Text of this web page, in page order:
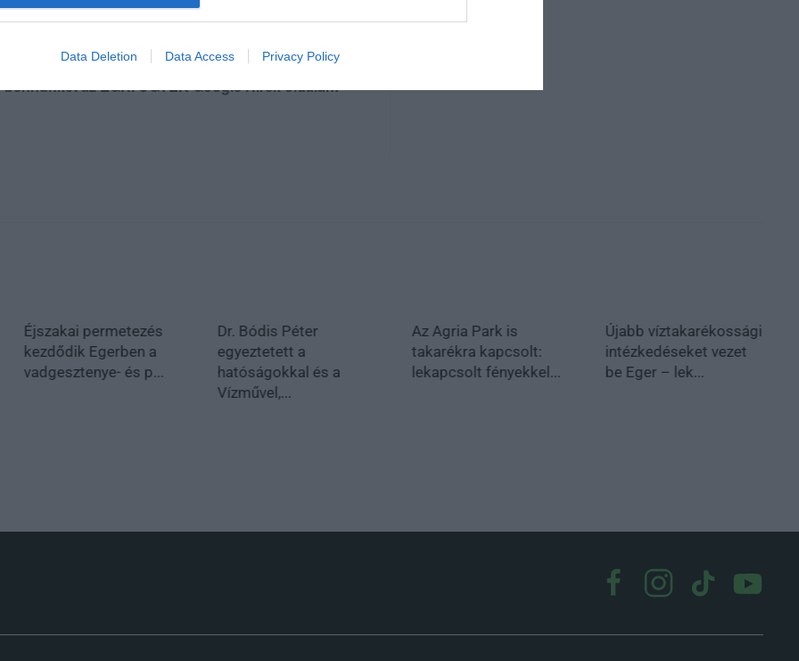
Data Deletion Data Access Privacy Policy
az EGRI ÜGYEK Google Hírek oldalán!
Éjszakai permetezés
kezdődik Egerben a
vadgesztenye- és p...
Dr. Bódis Péter
egyeztetett a
hatóságokkal és a
Vízművel,...
Az Agria Park is
takarékra kapcsolt:
lekapcsolt fényekkel...
Újabb víztakarékossági
intézkedéseket vezet
be Eger – lek...